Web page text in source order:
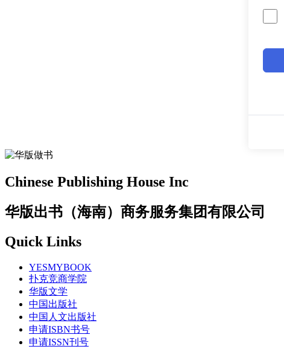
Chinese Publishing House Inc
华版出书（海南）商务服务集团有限公司
Quick Links
YESMYBOOK
扑克竞商学院
华版文学
中国出版社
中国人文出版社
申请ISBN书号
申请ISSN刊号